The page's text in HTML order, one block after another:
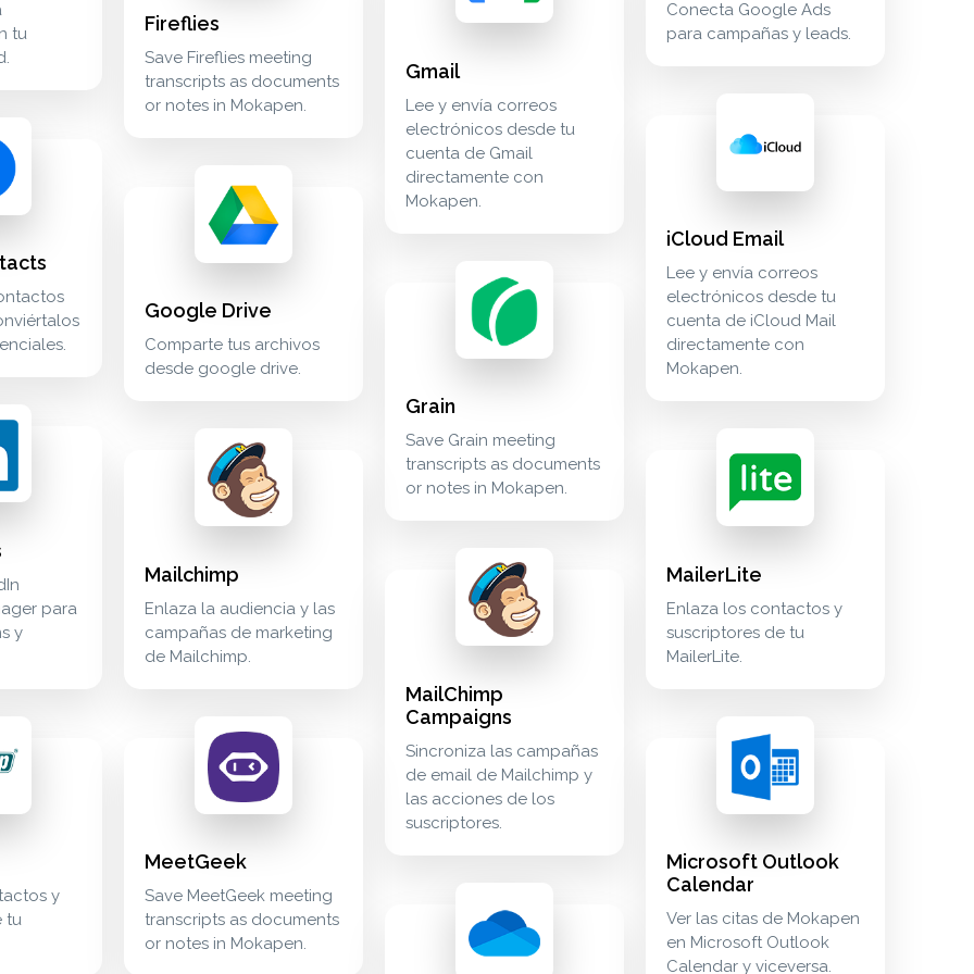
tu
Fireflies
Save Fireflies meeting
transcripts as documents
or notes in Mokapen.
Gmail
Lee y envía correos
electrónicos desde tu
cuenta de Gmail
directamente con
Mokapen.
Conecta Google Ads
para campañas y leads.
calendar y viceversa. calendar calendario y planificación calendar google-calendar
sus contactos de google y conviértalos en clientes potenciales. crm_sales crm y ventas crm_sales google-contacts
google drive comparte tus archivos desde google drive. cloud_storage almacenamiento en la nube
cloud_storage
Google Drive
Comparte tus archivos
desde google drive.
grain save grain meeting transcripts as documents or notes in mokapen.
Grain
Save Grain meeting
transcripts as documents
or notes in Mokapen.
iCloud Email
Lee y envía correos
electrónicos desde tu
cuenta de iCloud Mail
directamente con
Mokapen.
marketing marketing marketing klaviyo
linkedin campaign manager para lead gen forms y campañas. advertising publicidad advertising linkedin-ads
para
y
mailchimp enlaza la audiencia y las campañas de marketing de mailchimp. marketing marketing marketing
Mailchimp
Enlaza la audiencia y las
campañas de marketing
de Mailchimp.
mailchimp campaigns sincroniza las campañas de email de mailchimp y
MailChimp
Campaigns
Sincroniza las campañas
de email de Mailchimp y
las acciones de los
suscriptores.
mailerlite enlaza los contactos y
MailerLite
Enlaza los contactos y
suscriptores de tu
MailerLite.
de mailerlite y las acciones de los suscriptores. marketing marketing marketing mailerlite-campaign
contactos y suscriptores de tu mailup. marketing marketing marketing mailup
y
tu
meetgeek save meetgeek meeting transcripts as documents or notes in mokapen. meetings reuniones y
MeetGeek
Save MeetGeek meeting
transcripts as documents
or notes in Mokapen.
microsoft onedrive comparte tus archivos desde onedrive.
cloud_storage
microsoft outlook calendar ver las citas
Microsoft Outlook
Calendar
Ver las citas de Mokapen
en Microsoft Outlook
Calendar y viceversa.